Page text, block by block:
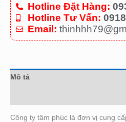
Hotline Đặt Hàng:
Hotline Tư Vấn:
Email:
Mô tả
Công ty tâm phúc là đơn vị cung